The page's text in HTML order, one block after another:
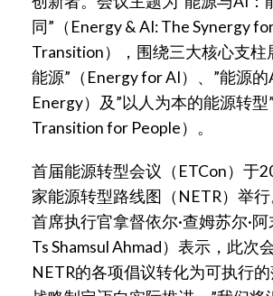
同”（Energy & AI: The Synergy
Transition），围绕三大核心支
能源”（Energy for AI）、”能源
Energy）及”以人为本的能源转型
Transition for People）。
首届能源转型会议（ETCon）于
家能源转型路线图（NETR）举
首席执行官拿督依尔·查姆苏尔·
Ts Shamsul Ahmad）表示，此次
NETR的各项倡议转化为可执行